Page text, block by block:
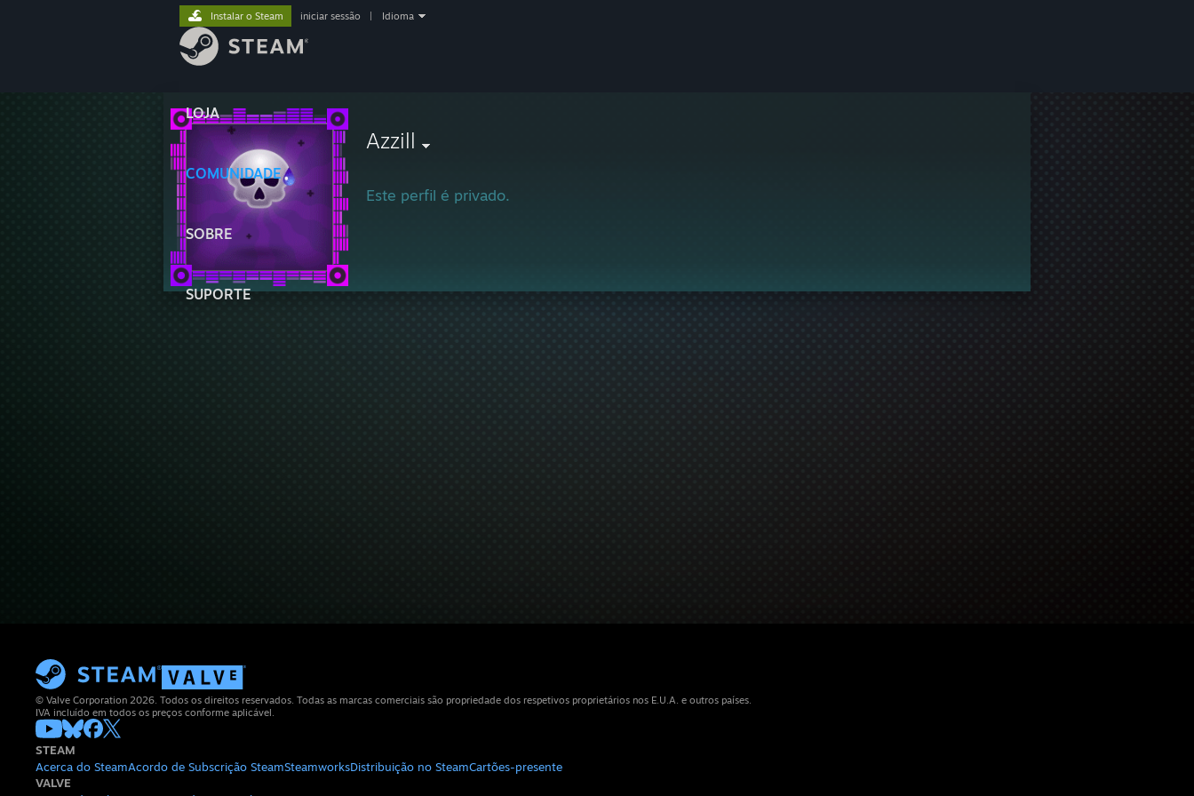
LOJA
COMUNIDADE
SOBRE
SUPORTE
Instalar o Steam iniciar sessão Idioma
Azzill
Este perfil é privado.
© Valve Corporation 2026. Todos os direitos reservados. Todas as marcas comerciais são propriedade dos respetivos proprietários nos E.U.A. e outros países.
IVA incluído em todos os preços conforme aplicável.
STEAM
Acerca do SteamAcordo de Subscrição SteamSteamworksDistribuição no SteamCartões-presente
VALVE